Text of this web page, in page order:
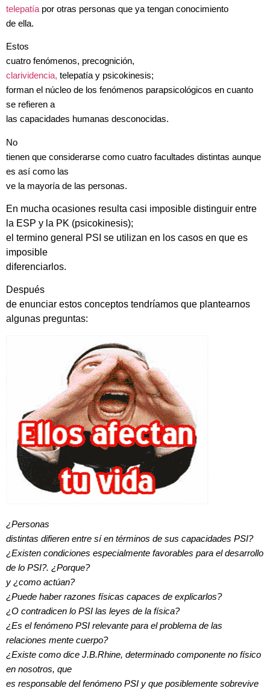
telepatía por otras personas que ya tengan conocimiento
de ella.
Estos
cuatro fenómenos, precognición,
clarividencia, telepatía y psicokinesis;
forman el núcleo de los fenómenos parapsicológicos en cuanto
se refieren a
las capacidades humanas desconocidas.
No
tienen que considerarse como cuatro facultades distintas aunque
es así como las
ve la mayoría de las personas.
En mucha ocasiones resulta casi imposible distinguir entre
la ESP y la PK (psicokinesis);
el termino general PSI se utilizan en los casos en que es
imposible
diferenciarlos.
Después
de enunciar estos conceptos tendríamos que plantearnos
algunas preguntas:
¿Personas
distintas difieren entre sí en términos de sus capacidades PSI?
¿Existen condiciones especialmente favorables para el desarrollo
de lo PSI?. ¿Porque?
y ¿como actúan?
¿Puede haber razones físicas capaces de explicarlos?
¿O contradicen lo PSI las leyes de la física?
¿Es el fenómeno PSI relevante para el problema de las
relaciones mente cuerpo?
¿Existe como dice J.B.Rhine, determinado componente no físico
en nosotros, que
es responsable del fenómeno PSI y que posiblemente sobrevive